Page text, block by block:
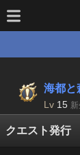
海都と
Lv 15
クエスト発行